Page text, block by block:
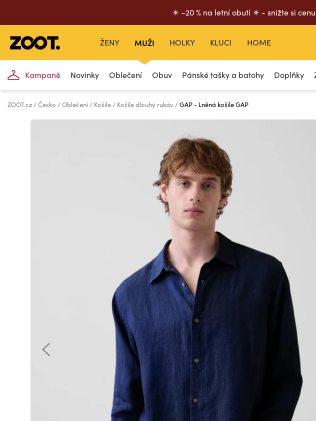
☀ –20 % na letní obutí ☀ - snižte si
ŽENY MUŽI
Kampaně Novinky Oblečení Obuv Pánské tašky a batohy Doplňky
HOLKY KLUCI HOME
ZOOT.cz Česko Oblečení Košile Košile dlouhý rukáv GAP - Lněná košile GAP